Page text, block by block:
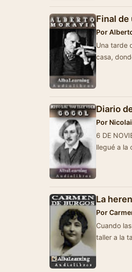
Final de
Por
Una tarde
casa,
Diario
Por
6 DE
llegué a la
La
Por
Cuando
taller a la